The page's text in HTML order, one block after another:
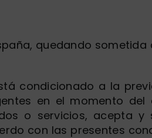
quedando
condicionado a la
en el momento
o servicios, acepta
con las presentes